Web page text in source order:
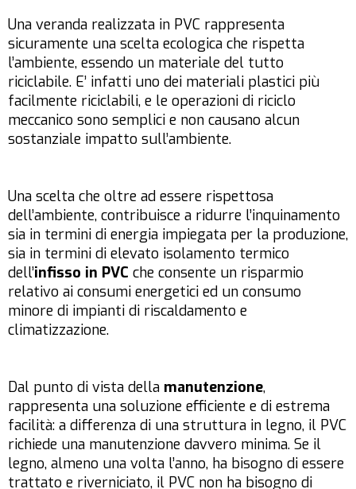
Una veranda realizzata in PVC rappresenta
sicuramente una scelta ecologica che rispetta
l’ambiente, essendo un materiale del tutto
riciclabile. E’ infatti uno dei materiali plastici più
facilmente riciclabili, e le operazioni di riciclo
meccanico sono semplici e non causano alcun
sostanziale impatto sull’ambiente.
Una scelta che oltre ad essere rispettosa
dell’ambiente, contribuisce a ridurre l’inquinamento
sia in termini di energia impiegata per la produzione,
sia in termini di elevato isolamento termico
dell’infisso in PVC che consente un risparmio
relativo ai consumi energetici ed un consumo
minore di impianti di riscaldamento e
climatizzazione.
Dal punto di vista della manutenzione,
rappresenta una soluzione efficiente e di estrema
facilità: a differenza di una struttura in legno, il PVC
richiede una manutenzione davvero minima. Se il
legno, almeno una volta l’anno, ha bisogno di essere
trattato e riverniciato, il PVC non ha bisogno di